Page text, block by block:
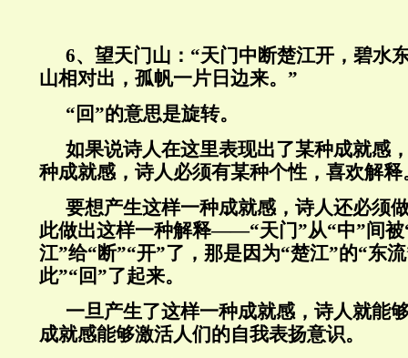
6、望天门山：“天门中断楚江开，碧水
山相对出，孤帆一片日边来。”
“回”的意思是旋转。
如果说诗人在这里表现出了某种成就感
种成就感，诗人必须有某种个性，喜欢解释
要想产生这样一种成就感，诗人还必须
此做出这样一种解释——“天门”从“中”间被
江”给“断”“开”了，那是因为“楚江”的“东
此”“回”了起来。
一旦产生了这样一种成就感，诗人就能
成就感能够激活人们的自我表扬意识。